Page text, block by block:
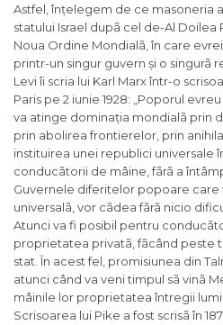
Astfel, înțelegem de ce masoneria
statului Israel dupã cel de-Al Doilea
Noua Ordine Mondialã, în care
printr-un singur guvern și o singurã
Levi îi scria lui Karl Marx într-o
Paris pe 2 iunie 1928: „ Poporul evreu
va atinge dominația mondialã prin
prin abolirea frontierelor, prin
instituirea unei republici universale
conducãtorii de mâine, fãrã a
Guvernele diferitelor popoare care
universalã, vor cãdea fãrã nicio
Atunci va fi posibil pentru
proprietatea privatã, fãcând peste
stat. În acest fel, promisiunea din
atunci când va veni timpul sã vinã
mâinile lor proprietatea întregii
Scrisoarea lui Pike a fost scrisã în